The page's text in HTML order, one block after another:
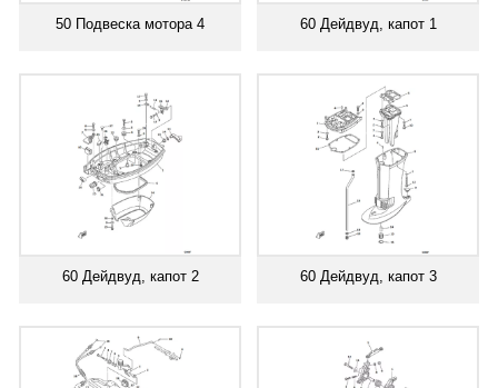
50 Подвеска мотора 4 60 Дейдвуд, капот 1
60 Дейдвуд, капот 2 60 Дейдвуд, капот 3